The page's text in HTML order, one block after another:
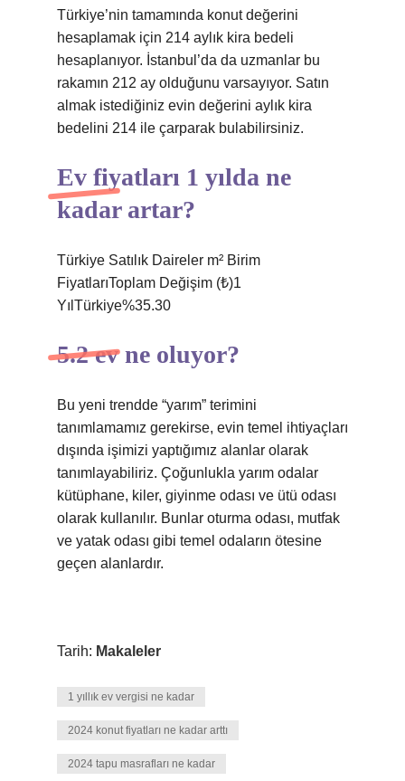
Türkiye’nin tamamında konut değerini
hesaplamak için 214 aylık kira bedeli
hesaplanıyor. İstanbul’da da uzmanlar bu
rakamın 212 ay olduğunu varsayıyor. Satın
almak istediğiniz evin değerini aylık kira
bedelini 214 ile çarparak bulabilirsiniz.
Ev fiyatları 1 yılda ne
kadar artar?
Türkiye Satılık Daireler m² Birim
FiyatlarıToplam Değişim (₺)1
YılTürkiye%35.30
5.2 ev ne oluyor?
Bu yeni trendde “yarım” terimini
tanımlamamız gerekirse, evin temel ihtiyaçları
dışında işimizi yaptığımız alanlar olarak
tanımlayabiliriz. Çoğunlukla yarım odalar
kütüphane, kiler, giyinme odası ve ütü odası
olarak kullanılır. Bunlar oturma odası, mutfak
ve yatak odası gibi temel odaların ötesine
geçen alanlardır.
Tarih: Makaleler
1 yıllık ev vergisi ne kadar
2024 konut fiyatları ne kadar arttı
2024 tapu masrafları ne kadar